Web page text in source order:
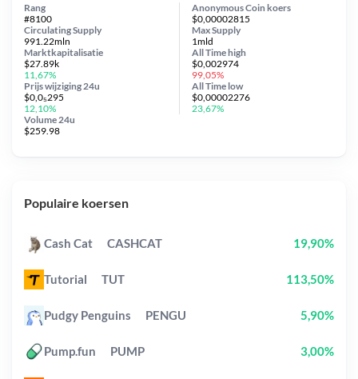
Anonymous Coin koers
$0,00002815
Circulating Supply
991.22mln
Prijs wijziging 24u
$0,0₅295
12,10%
Max Supply
1mld
Marktkapitalisatie
$27.89k
11,67%
Volume 24u
$259.98
Rang
#8100
All Timehigh
$0,002974
99,05%
All Time low
$0,00002276
23,67%
Populaire koersen
Cash Cat CASHCAT 19,90%
Tutorial TUT 113,50%
Pudgy Penguins PENGU 5,90%
Pump.fun PUMP 3,00%